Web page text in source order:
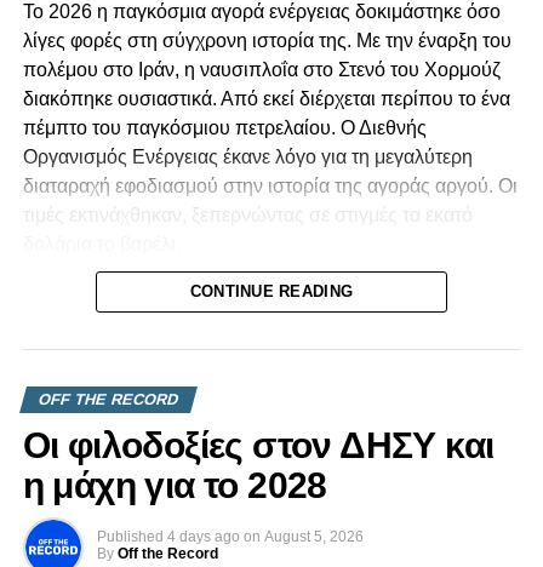
Το 2026 η παγκόσμια αγορά ενέργειας δοκιμάστηκε όσο
λίγες φορές στη σύγχρονη ιστορία της. Με την έναρξη του
πολέμου στο Ιράν, η ναυσιπλοΐα στο Στενό του Χορμούζ
διακόπηκε ουσιαστικά. Από εκεί διέρχεται περίπου το ένα
πέμπτο του παγκόσμιου πετρελαίου. Ο Διεθνής
Οργανισμός Ενέργειας έκανε λόγο για τη μεγαλύτερη
διαταραχή εφοδιασμού στην ιστορία της αγοράς αργού. Οι
τιμές εκτινάχθηκαν, ξεπερνώντας σε στιγμές τα εκατό
Για μια χώρα όπως η Κυπριακή Δημοκρατία, που
μέσω εισαγωγών, ένα τέτοιο σοκ δεν είναι μια αφηρημένη
είδηση από τα διεθνή. Το νιώθουμε. Το βλέπουμε στο
κόστος των μεταφορών, στην τιμή του ρεύματος, στο
καθημερινό καλάθι του νοικοκυριού. Οι μικρές οικονομίες
που εξαρτώνται πλήρως από εισαγωγές είναι εκείνες που
εκτίθενται πρώτες και πιο σκληρά.
Κι όμως, η κρίση δεν κατέληξε στο χειρότερο σενάριο.
CONTINUE READING
OFF THE RECORD
Οι φιλοδοξίες στον ΔΗΣΥ και
η μάχη για το 2028
Published 4 days ago on August 5, 2026
By Off the Record